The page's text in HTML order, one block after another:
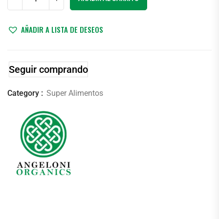
AÑADIR A LISTA DE DESEOS
Seguir comprando
Category : Super Alimentos